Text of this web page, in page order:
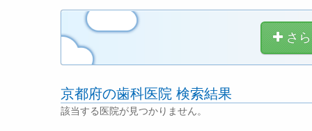
さら
京都府の歯科医院 検索結果
該当する医院が見つかりません。